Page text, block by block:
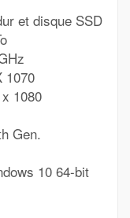
et disque SSD
1070
1080
Gen.
10 64-bit